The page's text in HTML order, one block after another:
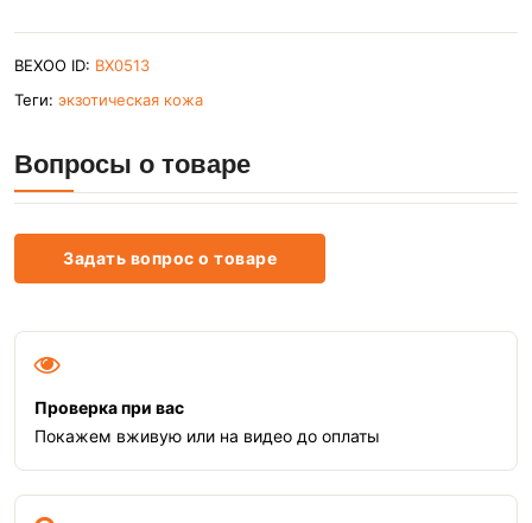
BEXOO ID: BX0513
Теги: экзотическая кожа
Вопросы о товаре
Задать вопрос о товаре
Проверка при вас
Покажем вживую или на видео до оплаты